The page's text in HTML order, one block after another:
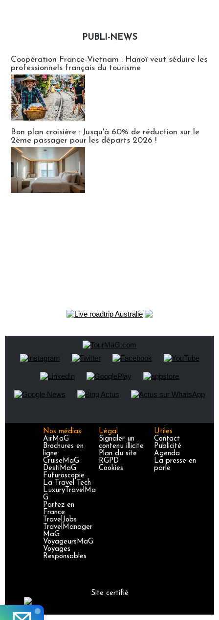
PUBLI-NEWS
Coopération France-Vietnam : Hanoï veut séduire les
professionnels français du tourisme
Bon plan croisière : Jusqu'à 60% de réduction sur le
2ème passager pour les départs 2026 !
Nos médias
AirMaG
Brochures en
ligne
CruiseMaG
DestiMaG
Futuroscopie
La Travel Tech
LuxuryTravelMa
G
Partez en
France
TravelJobs
TravelManager
MaG
VoyageursMaG
Voyages
Responsables
Légal
Signaler un
contenu illicite
Plan du site
RGPD
Cookies
Utiles
Contact
Publicité
Agenda
La presse en
parle
Site certifié